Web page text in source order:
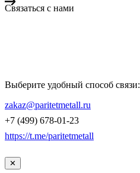
Связаться с нами
Выберите удобный способ связи:
zakaz@paritetmetall.ru
+7 (499) 678-01-23
https://t.me/paritetmetall
✕